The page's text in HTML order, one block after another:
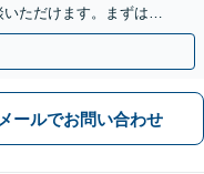
ただけます。まずは一
】
メールでお問い合わせ